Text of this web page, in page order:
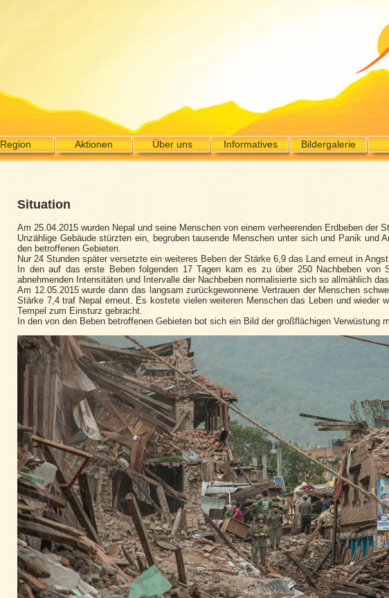
Region Aktionen Über uns Informatives Bildergalerie
Situation
Am 25.04.2015 wurden Nepal und seine Menschen von einem verheerenden Erdbeben der
Unzählige Gebäude stürzten ein, begruben tausende Menschen unter sich und Panik und
den betroffenen Gebieten.
Nur 24 Stunden später versetzte ein weiteres Beben der Stärke 6,9 das Land erneut in
In den auf das erste Beben folgenden 17 Tagen kam es zu über 250 Nachbeben von
abnehmenden Intensitäten und Intervalle der Nachbeben normalisierte sich so allmählich das
Am 12.05.2015 wurde dann das langsam zurückgewonnene Vertrauen der Menschen
Stärke 7,4 traf Nepal erneut. Es kostete vielen weiteren Menschen das Leben und wieder
Tempel zum Einsturz gebracht.
In den von den Beben betroffenen Gebieten bot sich ein Bild der großflächigen Verwüstung